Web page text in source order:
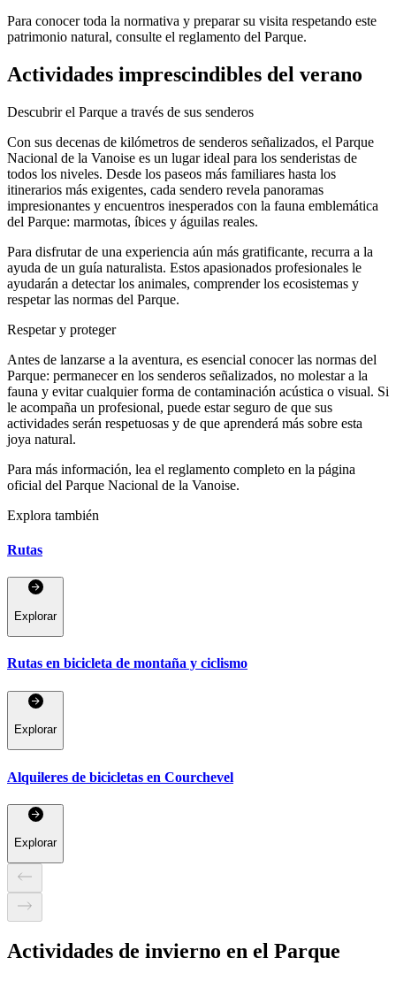
Para conocer toda la normativa y preparar su visita respetando este
patrimonio natural, consulte el reglamento del Parque.
Actividades imprescindibles del verano
Descubrir el Parque a través de sus senderos
Con sus decenas de kilómetros de senderos señalizados, el Parque
Nacional de la Vanoise es un lugar ideal para los senderistas de
todos los niveles. Desde los paseos más familiares hasta los
itinerarios más exigentes, cada sendero revela panoramas
impresionantes y encuentros inesperados con la fauna emblemática
del Parque: marmotas, íbices y águilas reales.
Para disfrutar de una experiencia aún más gratificante, recurra a la
ayuda de un guía naturalista. Estos apasionados profesionales le
ayudarán a detectar los animales, comprender los ecosistemas y
respetar las normas del Parque.
Respetar y proteger
Antes de lanzarse a la aventura, es esencial conocer las normas del
Parque: permanecer en los senderos señalizados, no molestar a la
fauna y evitar cualquier forma de contaminación acústica o visual. Si
le acompaña un profesional, puede estar seguro de que sus
actividades serán respetuosas y de que aprenderá más sobre esta
joya natural.
Para más información, lea el reglamento completo en la página
oficial del Parque Nacional de la Vanoise.
Explora también
Rutas
Explorar
Rutas en bicicleta de montaña y ciclismo
Explorar
Alquileres de bicicletas en Courchevel
Explorar
Actividades de invierno en el Parque